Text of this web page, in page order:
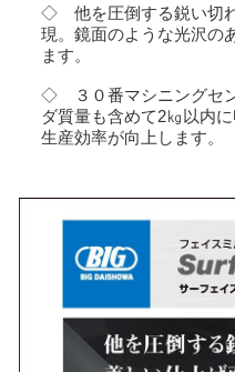
◇ 他を圧倒する鋭い切
現。鏡面のような光沢の
ます。
◇ ３０番マシニングセ
ダ質量も含めて2㎏以内
生産効率が向上します。